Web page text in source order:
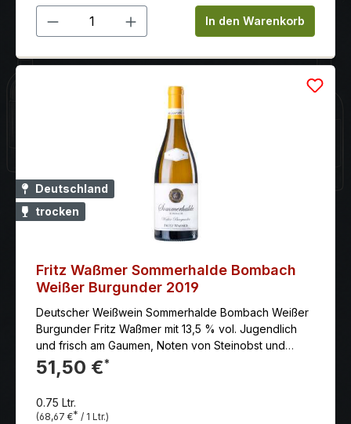
Produkt Anzahl: Gib denIn den Warenkorb
Deutschland
trocken
Fritz Waßmer Sommerhalde Bombach
Weißer Burgunder 2019
Deutscher Weißwein Sommerhalde Bombach Weißer
Burgunder Fritz Waßmer mit 13,5 % vol. Jugendlich
und frisch am Gaumen, Noten von Steinobst und
Limette, mit einer feinen Salzigkeit.
51,50 €*
0.75 Ltr.
(68,67 €* / 1 Ltr.)